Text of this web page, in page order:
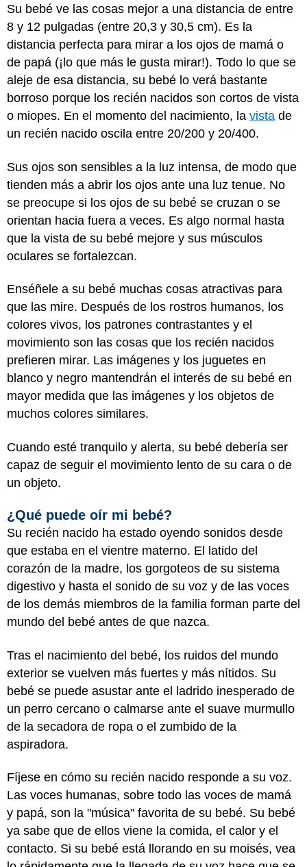
Su bebé ve las cosas mejor a una distancia de entre
8 y 12 pulgadas (entre 20,3 y 30,5 cm). Es la
distancia perfecta para mirar a los ojos de mamá o
de papá (¡lo que más le gusta mirar!). Todo lo que se
aleje de esa distancia, su bebé lo verá bastante
borroso porque los recién nacidos son cortos de vista
o miopes. En el momento del nacimiento, la vista de
un recién nacido oscila entre 20/200 y 20/400.
Sus ojos son sensibles a la luz intensa, de modo que
tienden más a abrir los ojos ante una luz tenue. No
se preocupe si los ojos de su bebé se cruzan o se
orientan hacia fuera a veces. Es algo normal hasta
que la vista de su bebé mejore y sus músculos
oculares se fortalezcan.
Enséñele a su bebé muchas cosas atractivas para
que las mire. Después de los rostros humanos, los
colores vivos, los patrones contrastantes y el
movimiento son las cosas que los recién nacidos
prefieren mirar. Las imágenes y los juguetes en
blanco y negro mantendrán el interés de su bebé en
mayor medida que las imágenes y los objetos de
muchos colores similares.
Cuando esté tranquilo y alerta, su bebé debería ser
capaz de seguir el movimiento lento de su cara o de
un objeto.
¿Qué puede oír mi bebé?
Su recién nacido ha estado oyendo sonidos desde
que estaba en el vientre materno. El latido del
corazón de la madre, los gorgoteos de su sistema
digestivo y hasta el sonido de su voz y de las voces
de los demás miembros de la familia forman parte del
mundo del bebé antes de que nazca.
Tras el nacimiento del bebé, los ruidos del mundo
exterior se vuelven más fuertes y más nítidos. Su
bebé se puede asustar ante el ladrido inesperado de
un perro cercano o calmarse ante el suave murmullo
de la secadora de ropa o el zumbido de la
aspiradora.
Fíjese en cómo su recién nacido responde a su voz.
Las voces humanas, sobre todo las voces de mamá
y papá, son la "música" favorita de su bebé. Su bebé
ya sabe que de ellos viene la comida, el calor y el
contacto. Si su bebé está llorando en su moisés, vea